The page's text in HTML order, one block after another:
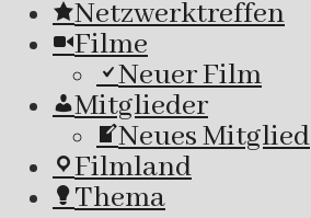
Netzwerktreffen
Filme
Neuer Film
Mitglieder
Neues Mitglied
Filmland
Thema